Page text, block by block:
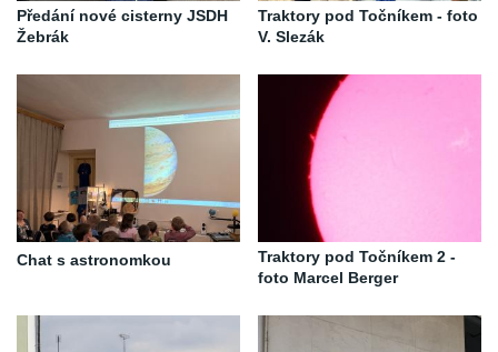
Předání nové cisterny JSDH
Žebrák
Traktory pod Točníkem - foto
V. Slezák
Chat s astronomkou
Traktory pod Točníkem 2 -
foto Marcel Berger